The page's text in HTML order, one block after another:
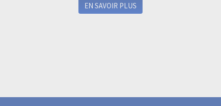
EN SAVOIR PLUS